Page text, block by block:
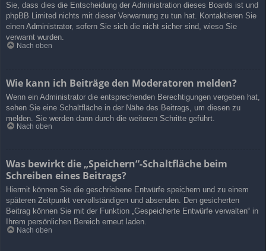
Sie, dass dies die Entscheidung der Administration dieses Boards ist und
phpBB Limited nichts mit dieser Verwarnung zu tun hat. Kontaktieren Sie
einen Administrator, sofern Sie sich die nicht sicher sind, wieso Sie
verwarnt wurden.
Nach oben
Wie kann ich Beiträge den Moderatoren melden?
Wenn ein Administrator die entsprechenden Berechtigungen vergeben hat,
sehen Sie eine Schaltfläche in der Nähe des Beitrags, um diesen zu
melden. Sie werden dann durch die weiteren Schritte geführt.
Nach oben
Was bewirkt die „Speichern“-Schaltfläche beim
Schreiben eines Beitrags?
Hiermit können Sie die geschriebene Entwürfe speichern und zu einem
späteren Zeitpunkt vervollständigen und absenden. Den gesicherten
Beitrag können Sie mit der Funktion „Gespeicherte Entwürfe verwalten“ in
Ihrem persönlichen Bereich erneut laden.
Nach oben